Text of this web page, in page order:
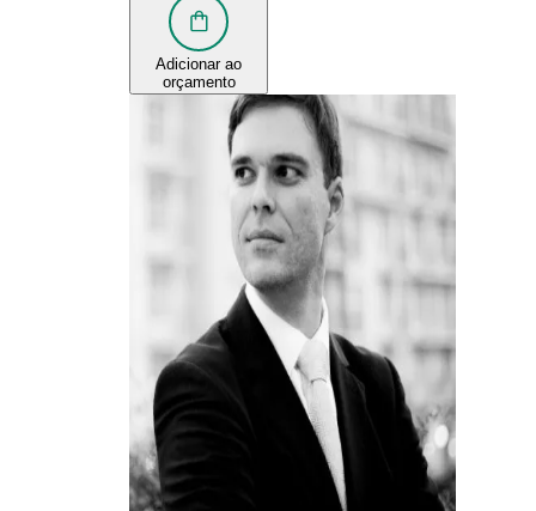
Adicionar ao
orçamento